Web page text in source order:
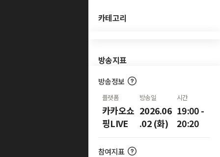
카테고리
방송지표
방송정보
플랫폼
카카오쇼
핑LIVE
방송일
2026.06
.02 (화)
시간
19:00 -
20:20
참여지표